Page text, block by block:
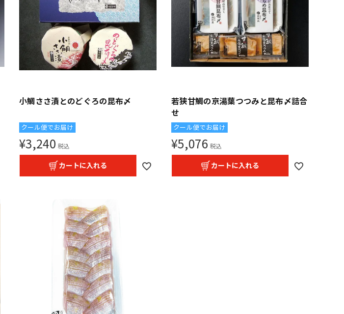
小鯛ささ漬とのどぐろの昆布〆
クール便でお届け
¥3,240 税込
カートに入れる
若狭甘鯛の京湯葉つつみと昆布〆詰合
せ
クール便でお届け
¥5,076 税込
カートに入れる